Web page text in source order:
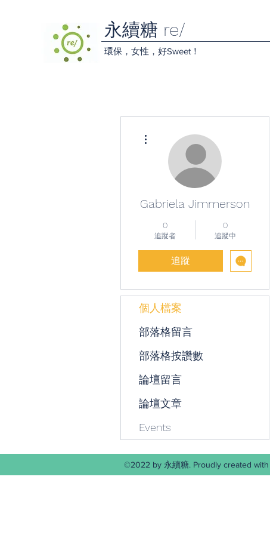
永續糖 re/
環保，女性，好Sweet！
Gabriela Jimmerson
0
追蹤者
0
追蹤中
追蹤
個人檔案
部落格留言
部落格按讚數
論壇留言
論壇文章
Events
©2022 by 永續糖. Proudly